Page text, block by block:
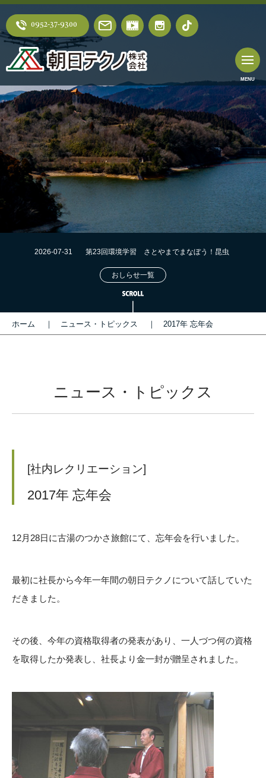
0952-37-9300
2026-07-31
第23回環境学習 さとやまでまなぼう！昆虫
おしらせ一覧
ホーム ニュース・トピックス 2017年 忘年会
ニュース・トピックス
[社内レクリエーション]
2017年 忘年会
12月28日に古湯のつかさ旅館にて、忘年会を行いました。
最初に社長から今年一年間の朝日テクノについて話していた
だきました。
その後、今年の資格取得者の発表があり、一人づつ何の資格
を取得したか発表し、社長より金一封が贈呈されました。